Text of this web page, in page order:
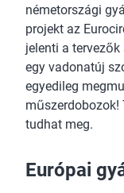
németországi
projekt az
jelenti a
egy vadonatúj
egyedileg
műszerdobozok!
tudhat meg.
Európai